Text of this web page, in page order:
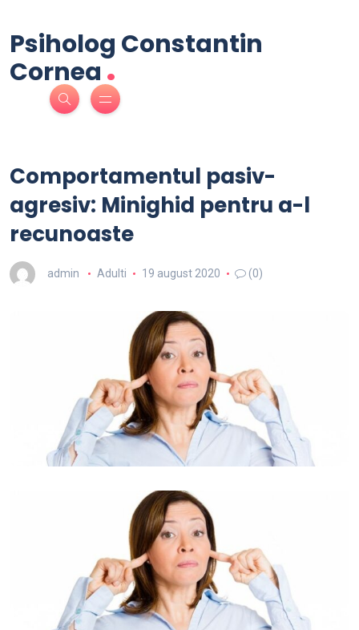
Psiholog Constantin
Cornea.
Comportamentul pasiv-
agresiv: Minighid pentru a-l
recunoaste
admin Adulti 19 august 2020 (0)